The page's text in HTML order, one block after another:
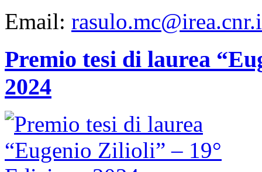
Email:
Premio tesi di laurea
2024